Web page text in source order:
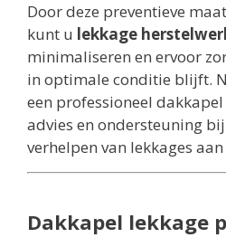
Door deze preventieve
kunt u lekkage
minimaliseren en ervoor
in optimale conditie blijft.
een professioneel
advies en ondersteuning
verhelpen van lekkages
Dakkapel lekkage